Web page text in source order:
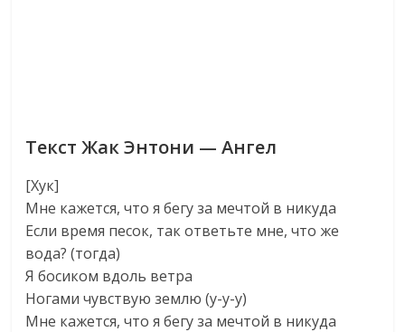
Текст Жак Энтони — Ангел
[Хук]
Мне кажется, что я бегу за мечтой в никуда
Если время песок, так ответьте мне, что же
вода? (тогда)
Я босиком вдоль ветра
Ногами чувствую землю (у-у-у)
Мне кажется, что я бегу за мечтой в никуда